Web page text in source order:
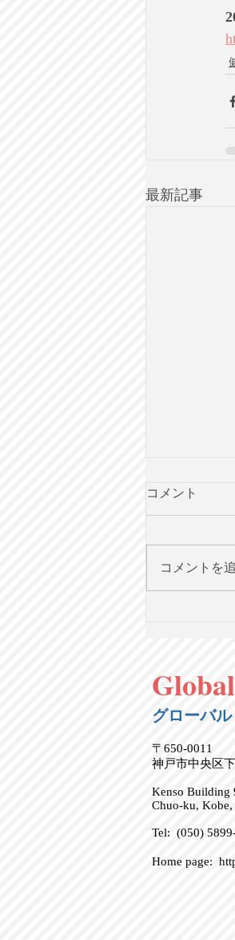
最新記事
回 1/4（日
ン
コメント
コメントを
グローバ
〒650-0011
神戸市中央区
Kenso Building
Chuo-ku, Kobe,
Tel: (050)
Home page: